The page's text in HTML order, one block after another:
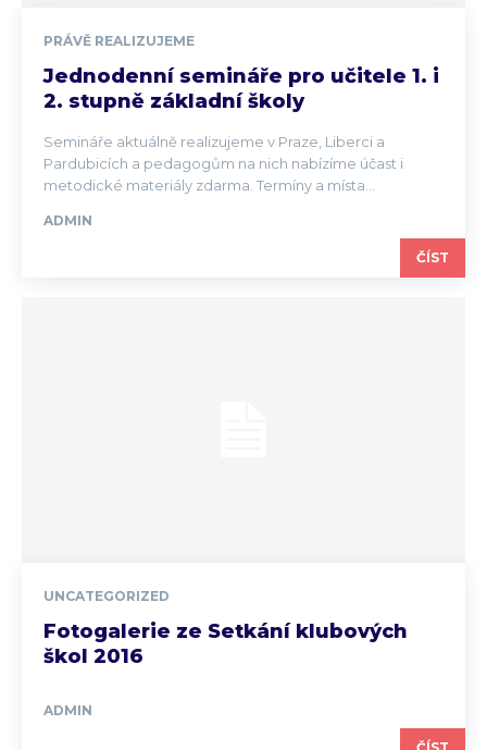
PRÁVĚ REALIZUJEME
Jednodenní semináře pro učitele 1. i
2. stupně základní školy
Semináře aktuálně realizujeme v Praze, Liberci a
Pardubicích a pedagogům na nich nabízíme účast i
metodické materiály zdarma. Termíny a místa...
ADMIN
ČÍST
UNCATEGORIZED
Fotogalerie ze Setkání klubových
škol 2016
ADMIN